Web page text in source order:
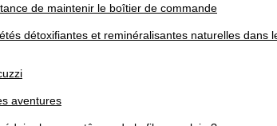
de maintenir le boîtier de commande
détoxifiantes et reminéralisantes naturelles dans
aventures